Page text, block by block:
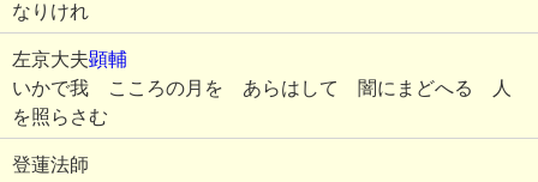
なりけれ
左京大夫顕輔
いかで我 こころの月を あらはして 闇にまどへる 人
を照らさむ
登蓮法師